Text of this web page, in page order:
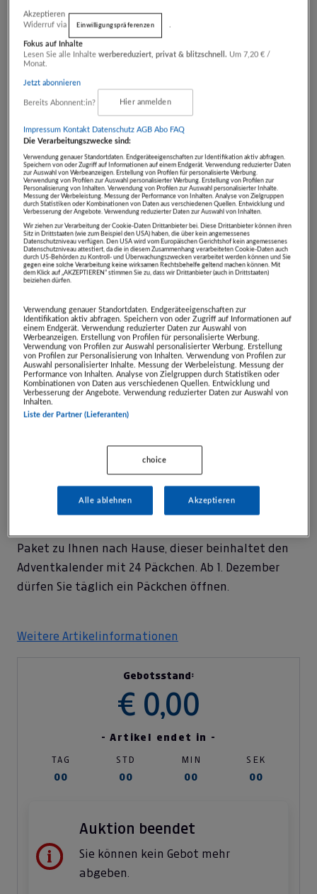
schöner, besser und freudvoller zu machen. Also,
warum sich nicht einfach 24 Tage mit
Selbstfürsorge und Selbstliebe beschäftigen?
Was erwartet Sie?
1 Paket mit 24 Päckchen mit kleinen To-Do‘s,
Ritualen, Botschaften und Denkanstössen, die
riesig in der Auswirkung und Ausrichtung sind.
Möchten Sie Ihre Welt mit Selbstliebe, positiven
Affirmationen und positiven Gedanken nähren?
Möchten Sie erfahren wie viel Selbstliebe in unserer
eigenen Welt entstehen kann, wenn wir beginnen
uns selbst Selbstfürsorge und Wertschätzung zu
verordnen und unsere inneren Saboteure
Dann lassen Sie uns loslegen!
Ich freue mich auf einen Advent voller
Freundlichkeit, Achtsamkeit, Warmherzigkeit und
Einfühlungsvermögen, gemeinsam machen wir
unsere Welt zu einem liebevollen Ort des Seins.
Paket zu Ihnen nach Hause, dieser beinhaltet den
Adventkalender mit 24 Päckchen. Ab 1. Dezember
dürfen Sie täglich ein Päckchen öffnen.
Weitere Artikelinformationen
Gebotsstand:
€ 0,00
- Artikel endet in -
TAG STD MIN SEK
00 00 00 00
Auktion beendet
Sie können kein Gebot mehr
abgeben.
Akzeptieren
Widerruf via
Einwilligungspräferenzen .
Fokus auf Inhalte
Lesen Sie alle Inhaltewerbereduziert, privat & blitzschnell. Um 7,20 € /
Monat.
Jetzt abonnieren
Bereits Abonnent:in? Hier anmelden
Impressum Kontakt Datenschutz AGB Abo FAQ
Die Verarbeitungszwecke sind:
Verwendung genauer Standortdaten. Endgeräteeigenschaften zur Identifikation aktiv abfragen.
Speichern von oder Zugriff auf Informationen auf einem Endgerät. Verwendung reduzierter Daten
zur Auswahl von Werbeanzeigen. Erstellung von Profilen für personalisierte Werbung.
Verwendung von Profilen zur Auswahl personalisierter Werbung. Erstellung von Profilen zur
Personalisierung von Inhalten. Verwendung von Profilen zur Auswahl personalisierter Inhalte.
Messung der Werbeleistung. Messung der Performance von Inhalten. Analyse von Zielgruppen
durch Statistiken oder Kombinationen von Daten aus verschiedenen Quellen. Entwicklung und
Verbesserung der Angebote. Verwendung reduzierter Daten zur Auswahl von Inhalten.
Wir ziehen zur Verarbeitung der Cookie-Daten Drittanbieter bei. Diese Drittanbieter können ihren
Sitz in Drittstaaten (wie zum Beispiel den USA) haben, die über kein angemessenes
Datenschutzniveau verfügen. Den USA wird vom Europäischen Gerichtshof kein angemessenes
Datenschutzniveau attestiert, da die in diesem Zusammenhang verarbeiteten Cookie-Daten auch
durch US-Behörden zu Kontroll- und Überwachungszwecken verarbeitet werden können und Sie
gegen eine solche Verarbeitung keine wirksamen Rechtsbehelfe geltend machen können. Mit
dem Klick auf „AKZEPTIEREN“ stimmen Sie zu, dass wir Drittanbieter (auch in Drittstaaten)
beiziehen dürfen.
Verwendung genauer Standortdaten. Endgeräteeigenschaften zur
Identifikation aktiv abfragen. Speichern von oder Zugriff auf Informationen auf
einem Endgerät. Verwendung reduzierter Daten zur Auswahl von
Werbeanzeigen. Erstellung von Profilen für personalisierte Werbung.
Verwendung von Profilen zur Auswahl personalisierter Werbung. Erstellung
von Profilen zur Personalisierung von Inhalten. Verwendung von Profilen zur
Auswahl personalisierter Inhalte. Messung der Werbeleistung. Messung der
Performance von Inhalten. Analyse von Zielgruppen durch Statistiken oder
Kombinationen von Daten aus verschiedenen Quellen. Entwicklung und
Verbesserung der Angebote. Verwendung reduzierter Daten zur Auswahl von
Inhalten.
Liste der Partner (Lieferanten)
choice
Alle ablehnen Akzeptieren